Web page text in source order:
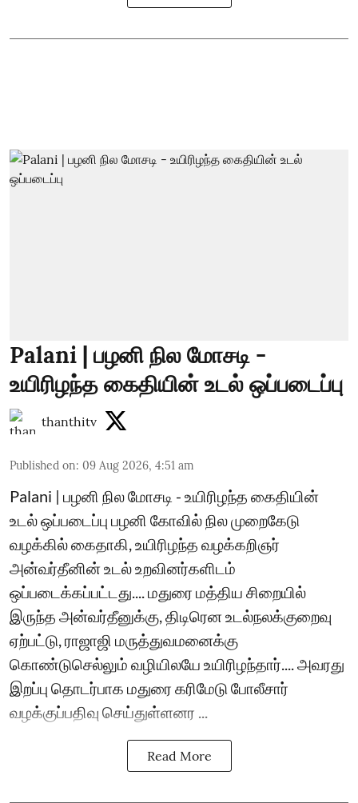
Palani | பழனி நில மோசடி -
உயிரிழந்த கைதியின் உடல் ஒப்படைப்பு
thanthitv
Published on: 09 Aug 2026, 4:51 am
Palani | பழனி நில மோசடி - உயிரிழந்த கைதியின்
உடல் ஒப்படைப்பு பழனி கோவில் நில முறைகேடு
வழக்கில் கைதாகி, உயிரிழந்த வழக்கறிஞர்
அன்வர்தீனின் உடல் உறவினர்களிடம்
ஒப்படைக்கப்பட்டது.... மதுரை மத்திய சிறையில்
இருந்த அன்வர்தீனுக்கு, திடிரென உடல்நலக்குறைவு
ஏற்பட்டு, ராஜாஜி மருத்துவமனைக்கு
கொண்டுசெல்லும் வழியிலயே உயிரிழந்தார்.... அவரது
இறப்பு தொடர்பாக மதுரை கரிமேடு போலீசார்
வழக்குப்பதிவு செய்துள்ளனர ...
Read More